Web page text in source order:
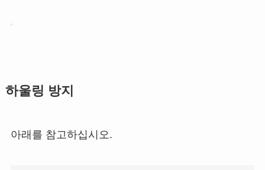
하울링 방지
아래를 참고하십시오.